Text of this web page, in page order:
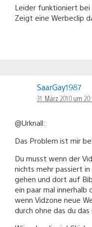
Leider funktioniert bei
Zeigt eine Werbeclip
SaarGay1987
31. März 2010 um
@Urknall:
Das Problem ist mir
Du musst wenn der
nichts mehr passiert
gehen und dort auf
ein paar mal innerhalb
wenn Vidzone neue
durch ohne das du